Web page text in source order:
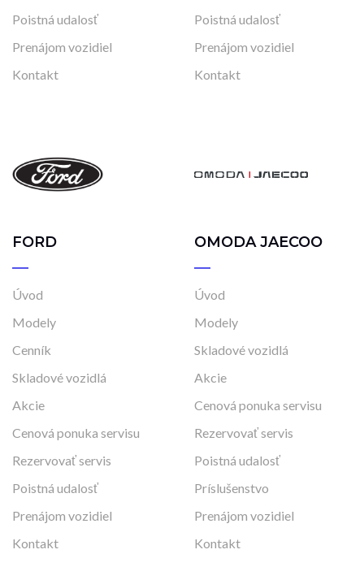
Poistná udalosť
Prenájom vozidiel
Kontakt
Poistná udalosť
Prenájom vozidiel
Kontakt
FORD
Úvod
Modely
Cenník
Skladové vozidlá
Akcie
Cenová ponuka servisu
Rezervovať servis
Poistná udalosť
Prenájom vozidiel
Kontakt
OMODA JAECOO
Úvod
Modely
Skladové vozidlá
Akcie
Cenová ponuka servisu
Rezervovať servis
Poistná udalosť
Príslušenstvo
Prenájom vozidiel
Kontakt